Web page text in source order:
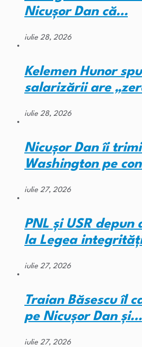
Nicușor Dan că…
iulie 28, 2026
Kelemen Hunor
salarizării are
iulie 28, 2026
Nicușor Dan îi
Washington pe
iulie 27, 2026
PNL și USR depun
la Legea
iulie 27, 2026
Traian Băsescu îl
pe Nicușor Dan și…
iulie 27, 2026